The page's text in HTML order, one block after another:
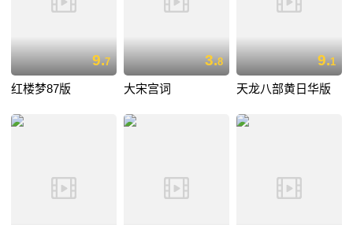
9.7
红楼梦87版
3.8
大宋宫词
9.1
天龙八部黄日华版